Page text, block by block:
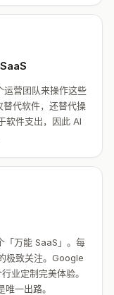
运营团队来操作这些
代软件，还替代操
软件支出，因此 AI
「万能 SaaS」。每
极致关注。Google
业定制完美体验。
一出路。